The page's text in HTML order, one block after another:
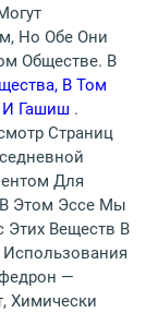
Но Обе Они
Обществе. В
В Том
И Гашиш .
Страниц
Для
В Этом Эссе Мы
Этих Веществ В
—
Химически